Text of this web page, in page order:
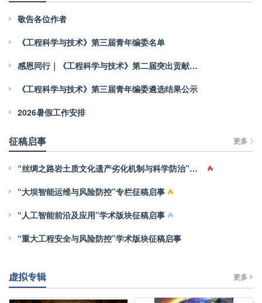
敬告各位作者
《工程科学与技术》第三届青年编委名单
感恩同行｜《工程科学与技术》第二届突出贡献青年编委
《工程科学与技术》第三届青年编委遴选结果公示
2026暑假工作安排
征稿启事 更多
“丝绸之路岩土质文化遗产劣化机制与科学防治”专栏征稿启事
“大坝智能运维与风险防控”专栏征稿启事
“人工智能前沿及应用”学术版块征稿启事
“重大工程安全与风险防控”学术版块征稿启事
虚拟专辑 更多